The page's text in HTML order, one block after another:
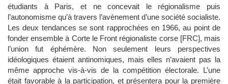
étudiants à Paris, et ne concevait le régionalisme puis
l’autonomisme qu’à travers l’avènement d’une société socialiste.
Les deux tendances se sont rapprochées en 1966, au point de
fonder ensemble à Corte le Front régionaliste corse [FRC], mais
l’union fut éphémère. Non seulement leurs perspectives
idéologiques étaient antinomiques, mais elles n’avaient pas la
même approche vis-à-vis de la compétition électorale. L’une
était favorable à la participation, et présentera pour la première